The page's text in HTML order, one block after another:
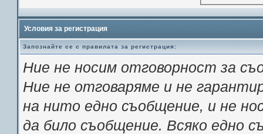
Условия за регистрация
Запознайте се с правилата за регистрация:
Ние не носим отговорност за
Ние не отговаряме и не
на нито едно съобщение, и не
да било съобщение. Всяко едно